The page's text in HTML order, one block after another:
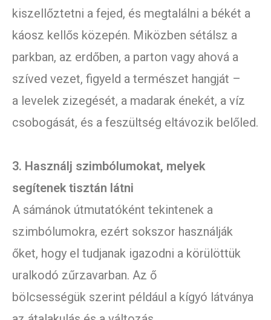
kiszellőztetni a fejed, és megtalálni a békét a
káosz kellős közepén. Miközben sétálsz a
parkban, az erdőben, a parton vagy ahová a
szíved vezet, figyeld a természet hangját –
a levelek zizegését, a madarak énekét, a víz
csobogását, és a feszültség eltávozik belőled.
3. Használj szimbólumokat, melyek
segítenek tisztán látni
A sámánok útmutatóként tekintenek a
szimbólumokra, ezért sokszor használják
őket, hogy el tudjanak igazodni a körülöttük
uralkodó zűrzavarban. Az ő
bölcsességük szerint például a kígyó látványa